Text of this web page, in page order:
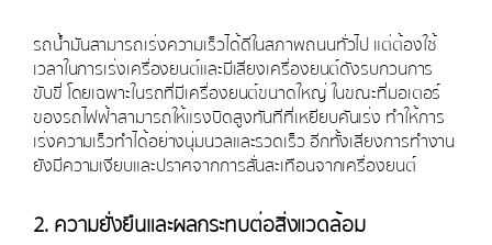
รถน้ำมันสามารถเร่งความเร็วได้ดีในสภาพถนนทั่วไป แต่ต้องใช้
เวลาในการเร่งเครื่องยนต์และมีเสียงเครื่องยนต์ดังรบกวนการ
ขับขี่ โดยเฉพาะในรถที่มีเครื่องยนต์ขนาดใหญ่ ในขณะที่มอเตอร์
ของรถไฟฟ้าสามารถให้แรงบิดสูงทันทีที่เหยียบคันเร่ง ทำให้การ
เร่งความเร็วทำได้อย่างนุ่มนวลและรวดเร็ว อีกทั้งเสียงการทำงาน
ยังมีความเงียบและปราศจากการสั่นสะเทือนจากเครื่องยนต์
2. ความยั่งยืนและผลกระทบต่อสิ่งแวดล้อม